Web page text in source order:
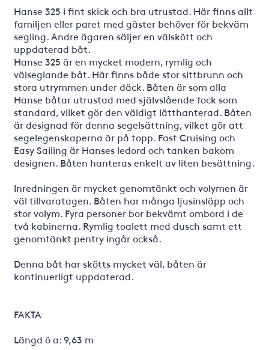
Hanse 325 i fint skick och bra utrustad. Här finns allt
familjen eller paret med gäster behöver för bekväm
segling. Andre ägaren säljer en välskött och
uppdaterad båt.
Hanse 325 är en mycket modern, rymlig och
välseglande båt. Här finns både stor sittbrunn och
stora utrymmen under däck. Båten är som alla
Hanse båtar utrustad med självslående fock som
standard, vilket gör den väldigt lätthanterad. Båten
är designad för denna segelsättning, vilket gör att
segelegenskaperna är på topp. Fast Cruising och
Easy Sailing är Hanses ledord och tanken bakom
designen. Båten hanteras enkelt av liten besättning.
Inredningen är mycket genomtänkt och volymen är
väl tillvaratagen. Båten har många ljusinsläpp och
stor volym. Fyra personer bor bekvämt ombord i de
två kabinerna. Rymlig toalett med dusch samt ett
genomtänkt pentry ingår också.
Denna båt har skötts mycket väl, båten är
kontinuerligt uppdaterad.
FAKTA
Längd ö a: 9,63 m